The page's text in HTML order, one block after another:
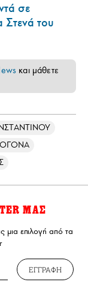
σε
Στενά του
και μάθετε
ΜΑΣ
μια επιλογή από τα
ΕΓΓΡΑΦΗ